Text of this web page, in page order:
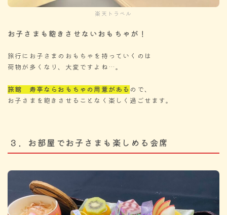
楽天トラベル
お子さまも飽きさせないおもちゃが！
旅行にお子さまのおもちゃを持っていくのは
荷物が多くなり、大変ですよね…。
旅館 寿亭ならおもちゃの用意がある ので、
お子さまを飽きさせることなく楽しく過ごせます。
３．お部屋でお子さまも楽しめる会席